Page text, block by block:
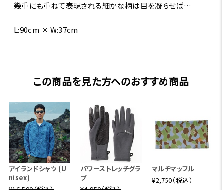
幾重にも重ねて表現される細かな柄は目を凝らせば…
L:90cm × W:37cm
この商品を見た方へのおすすめ商品
アイランドシャツ (U
nisex)
パワーストレッチグラ
ブ
マルチマッフル
¥2,750（税込）